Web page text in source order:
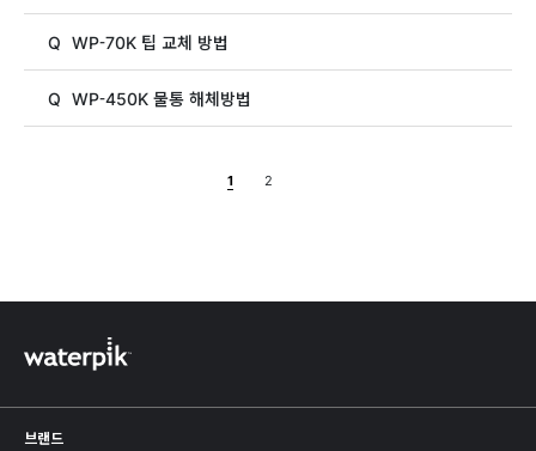
Q WP-70K 팁 교체 방법
Q WP-450K 물통 해체방법
1 2
브랜드